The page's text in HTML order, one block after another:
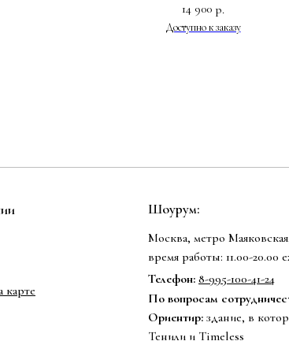
14 900 р.
Ориентир: здание, в
Тенили и Timeless
Шоурум:
Москва, метро
время работы: 11.00-20.00
Телефон: 8-995-100-41-24
По вопросам